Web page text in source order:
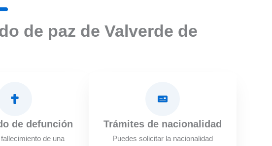
de paz de Valverde de
de defunción
de una
Trámites de nacionalidad
Puedes solicitar la nacionalidad